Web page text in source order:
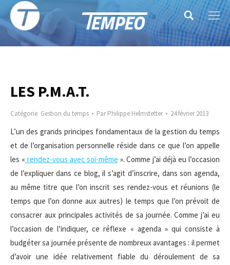
Search:
LES P.M.A.T.
Catégorie Gestion du temps ParPhilippe Helmstetter 24 février 2013
L’un des grands principes fondamentaux de la gestion du temps
et de l’organisation personnelle réside dans ce que l’on appelle
les « rendez-vous avec soi-même ». Comme j’ai déjà eu l’occasion
de l’expliquer dans ce blog, il s’agit d’inscrire, dans son agenda,
au même titre que l’on inscrit ses rendez-vous et réunions (le
temps que l’on donne aux autres) le temps que l’on prévoit de
consacrer aux principales activités de sa journée. Comme j’ai eu
l’occasion de l’indiquer, ce réflexe « agenda » qui consiste à
budgéter sa journée présente de nombreux avantages : il permet
d’avoir une idée relativement fiable du déroulement de sa